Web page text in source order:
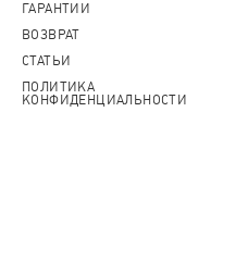
ГАРАНТИИ
ВОЗВРАТ
СТАТЬИ
ПОЛИТИКА
КОНФИДЕНЦИАЛЬНОСТИ